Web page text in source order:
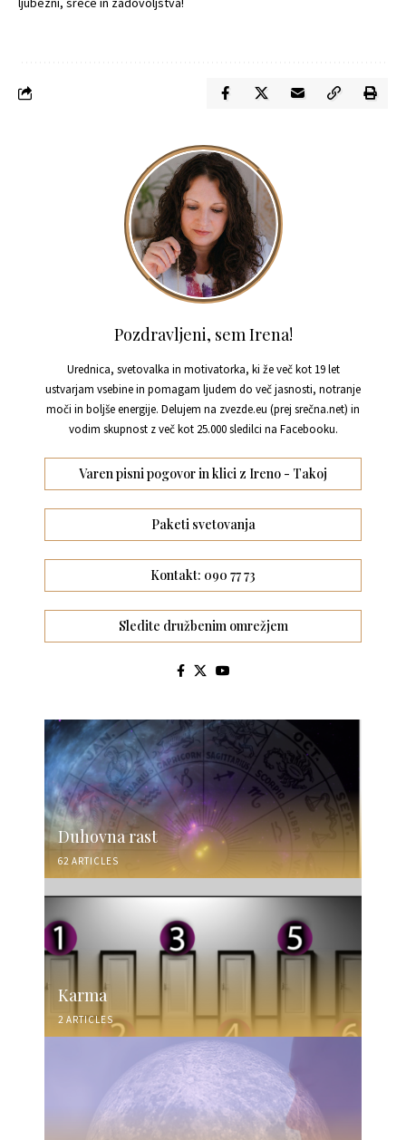
Pozdravljeni, sem Irena!
Urednica, svetovalka in motivatorka, ki že več kot 19 let
ustvarjam vsebine in pomagam ljudem do več jasnosti, notranje
moči in boljše energije. Delujem na zvezde.eu (prej srečna.net) in
vodim skupnost z več kot 25.000 sledilci na Facebooku.
Varen pisni pogovor in klici z Ireno - Takoj
Paketi svetovanja
Kontakt: 090 77 73
Sledite družbenim omrežjem
Duhovna rast
62 ARTICLES
Karma
2 ARTICLES